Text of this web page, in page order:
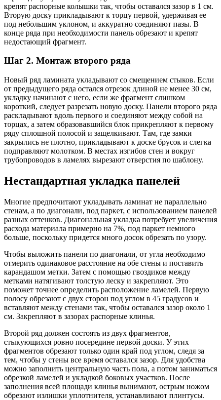
крепят распорные колышки так, чтобы оставался зазор в 1 см.
Вторую доску прикладывают к торцу первой, удерживая ее
под небольшим уклоном, и аккуратно соединяют пазы. В
конце ряда при необходимости панель обрезают и крепят
недостающий фрагмент.
Шаг 2. Монтаж второго ряда
Новый ряд ламината укладывают со смещением стыков. Если
от предыдущего ряда остался отрезок длиной не менее 30 см,
укладку начинают с него, если же фрагмент слишком
короткий, следует разрезать новую доску. Панели второго ряда
раскладывают вдоль первого и соединяют между собой на
торцах, а затем образовавшийся блок прикрепляют к первому
ряду сплошной полосой и защелкивают. Там, где замки
закрылись не плотно, прикладывают к доске брусок и слегка
подправляют молотком. В местах изгибов стен и вокруг
трубопроводов в ламелях вырезают отверстия по шаблону.
Нестандартная укладка панелей
Многие предпочитают укладывать ламинат не параллельно
стенам, а по диагонали, под паркет, с использованием панелей
разных оттенков. Диагональная укладка потребует увеличения
расхода материала примерно на 7%, под паркет немного
больше, поскольку придется много досок обрезать по узору.
Чтобы выложить панели по диагонали, от угла необходимо
отмерить одинаковое расстояние на обе стены и поставить
карандашом метки. Затем с помощью гвоздиков между
метками натягивают толстую леску и закрепляют. Это
поможет точнее определить расположение ламелей. Первую
полосу обрезают с двух сторон под углом в 45 градусов и
вставляют между стенами так, чтобы оставался зазор около 1
см. Закрепляют в зазорах распорные клинья.
Второй ряд должен состоять из двух фрагментов,
стыкующихся ровно посередине первой доски. У этих
фрагментов обрезают только один край под углом, следя за
тем, чтобы у стены все время оставался зазор. Для удобства
можно заполнить центральную часть пола, а потом заниматься
обрезкой ламелей и укладкой боковых участков. После
заполнения всей площади клинья вынимают, острым ножом
обрезают излишки уплотнителя, устанавливают плинтусы.